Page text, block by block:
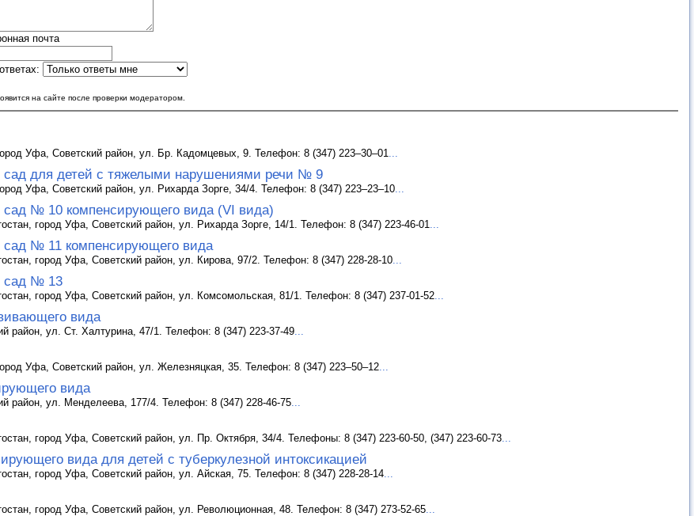
почта
на сайте после проверки модератором.
Уфа, Советский район, ул. Бр. Кадомцевых, 9. Телефон: 8 (347) 223–30–01
сад для детей с тяжелыми нарушениями речи № 9
Уфа, Советский район, ул. Рихарда Зорге, 34/4. Телефон: 8 (347) 223–23–10
сад № 10 компенсирующего вида (VI вида)
город Уфа, Советский район, ул. Рихарда Зорге, 14/1. Телефон: 8 (347) 223-46-01
сад № 11 компенсирующего вида
город Уфа, Советский район, ул. Кирова, 97/2. Телефон: 8 (347) 228-28-10
сад № 13
город Уфа, Советский район, ул. Комсомольская, 81/1. Телефон: 8 (347) 237-01-52
вида
район, ул. Ст. Халтурина, 47/1. Телефон: 8 (347) 223-37-49
Уфа, Советский район, ул. Железняцкая, 35. Телефон: 8 (347) 223–50–12
вида
район, ул. Менделеева, 177/4. Телефон: 8 (347) 228-46-75
город Уфа, Советский район, ул. Пр. Октября, 34/4. Телефоны: 8 (347) 223-60-50, (347) 223-60-73
вида для детей с туберкулезной интоксикацией
город Уфа, Советский район, ул. Айская, 75. Телефон: 8 (347) 228-28-14
город Уфа, Советский район, ул. Революционная, 48. Телефон: 8 (347) 273-52-65